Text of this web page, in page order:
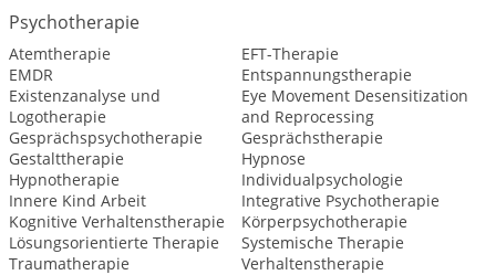
Psychotherapie
Atemtherapie
EFT-Therapie
EMDR
Entspannungstherapie
Existenzanalyse und
Logotherapie
Eye Movement Desensitization
and Reprocessing
Gesprächspsychotherapie
Gesprächstherapie
Gestalttherapie
Hypnose
Hypnotherapie
Individualpsychologie
Innere Kind Arbeit
Integrative Psychotherapie
Kognitive Verhaltenstherapie
Körperpsychotherapie
Lösungsorientierte Therapie
Systemische Therapie
Traumatherapie
Verhaltenstherapie